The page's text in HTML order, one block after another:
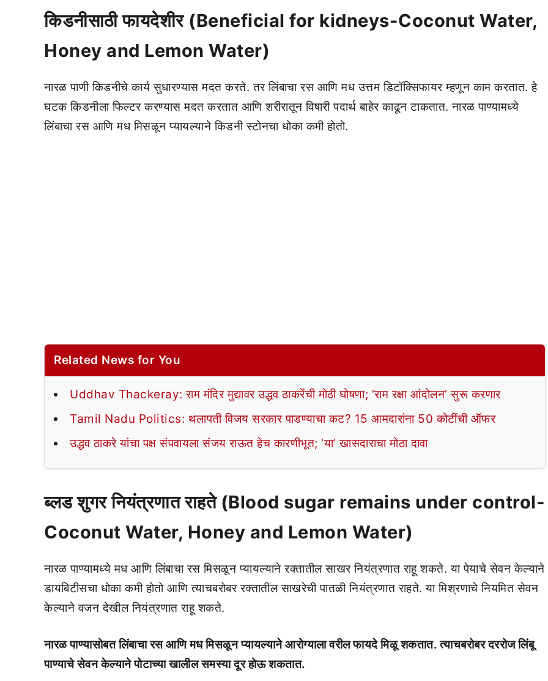
किडनीसाठी फायदेशीर (Beneficial for kidneys-Coconut Water,
Honey and Lemon Water)
नारळ पाणी किडनीचे कार्य सुधारण्यास मदत करते. तर लिंबाचा रस आणि मध उत्तम डिटॉक्सिफायर म्हणून काम करतात. हे
घटक किडनीला फिल्टर करण्यास मदत करतात आणि शरीरातून विषारी पदार्थ बाहेर काढून टाकतात. नारळ पाण्यामध्ये
लिंबाचा रस आणि मध मिसळून प्यायल्याने किडनी स्टोनचा धोका कमी होतो.
Related News for You
Uddhav Thackeray: राम मंदिर मुद्यावर उद्धव ठाकरेंची मोठी घोषणा; ‘राम रक्षा आंदोलन’ सुरू करणार
Tamil Nadu Politics: थलापती विजय सरकार पाडण्याचा कट? 15 आमदारांना 50 कोटींची ऑफर
उद्धव ठाकरे यांचा पक्ष संपवायला संजय राऊत हेच कारणीभूत; ‘या’ खासदाराचा मोठा दावा
ब्लड शुगर नियंत्रणात राहते (Blood sugar remains under control-
Coconut Water, Honey and Lemon Water)
नारळ पाण्यामध्ये मध आणि लिंबाचा रस मिसळून प्यायल्याने रक्तातील साखर नियंत्रणात राहू शकते. या पेयाचे सेवन केल्याने
डायबिटीसचा धोका कमी होतो आणि त्याचबरोबर रक्तातील साखरेची पातळी नियंत्रणात राहते. या मिश्रणाचे नियमित सेवन
केल्याने वजन देखील नियंत्रणात राहू शकते.
नारळ पाण्यासोबत लिंबाचा रस आणि मध मिसळून प्यायल्याने आरोग्याला वरील फायदे मिळू शकतात. त्याचबरोबर दररोज लिंबू
पाण्याचे सेवन केल्याने पोटाच्या खालील समस्या दूर होऊ शकतात.